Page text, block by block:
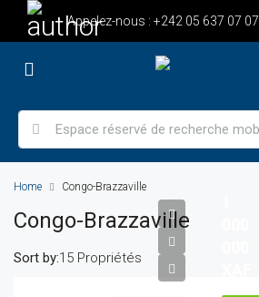
Appelez-nous : +242 05 637 07 07
Home Congo-Brazzaville
Congo-Brazzaville
15 Propriétés
Sort by: